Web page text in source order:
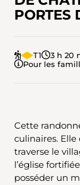
PORTES
T1 3 h 20
Pour les
Cette
culinaires.
traverse le
l’église
posséder un